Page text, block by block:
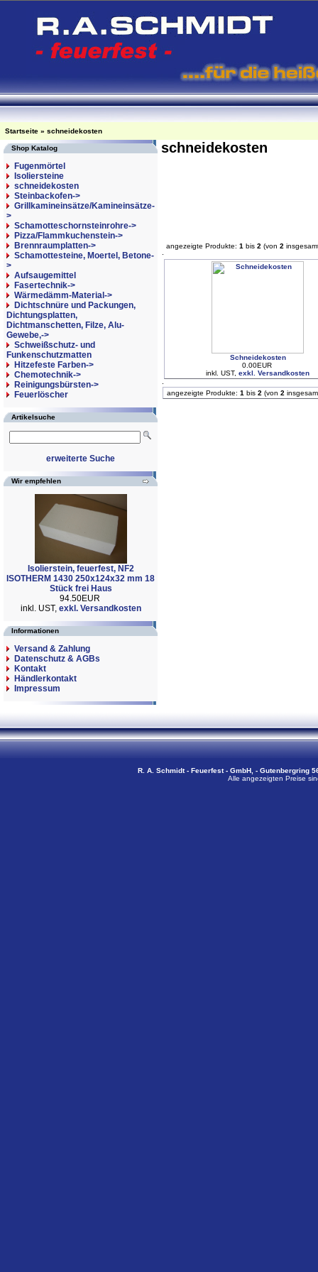
Startseite » schneidekosten
Shop Katalog
Fugenmörtel
Isoliersteine
schneidekosten
Steinbackofen->
Grillkamineinsätze/Kamineinsätze-
>
Schamotteschornsteinrohre->
Pizza/Flammkuchenstein->
Brennraumplatten->
Schamottesteine, Moertel, Betone-
>
Aufsaugemittel
Fasertechnik->
Wärmedämm-Material->
Dichtschnüre und Packungen,
Dichtungsplatten,
Dichtmanschetten, Filze, Alu-
Gewebe,->
Schweißschutz- und
Funkenschutzmatten
Hitzefeste Farben->
Chemotechnik->
Reinigungsbürsten->
Feuerlöscher
Artikelsuche
erweiterte Suche
Wir empfehlen
Isolierstein, feuerfest, NF2
ISOTHERM 1430 250x124x32 mm 18
Stück frei Haus
94.50EUR
inkl. UST, exkl. Versandkosten
Informationen
Versand & Zahlung
Datenschutz & AGBs
Kontakt
Händlerkontakt
Impressum
schneidekosten
angezeigte Produkte: 1 bis 2 (von 2
Schneidekosten
0.00EUR
inkl. UST, exkl. Versandkosten
angezeigte Produkte: 1 bis 2 (von 2
R. A. Schmidt - Feuerfest - GmbH, - Gutenbergring
Alle angezeigten Preise